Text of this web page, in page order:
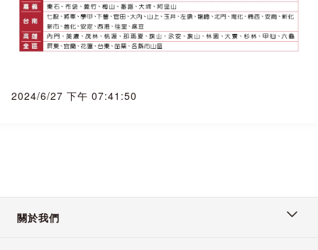
成報備才可申請貨故理賠)，並且請您通報原廠到府鑑定，但有
高機率被判定
運公司申請貨故理賠((每筆有理賠上限， 以實際理賠金額為
準)。
2024/6/27 下午 07:41:50
關於我們